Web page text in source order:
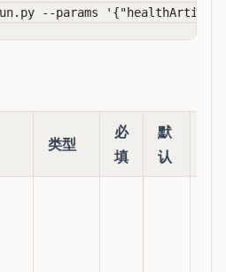
类型
必
填
默
认